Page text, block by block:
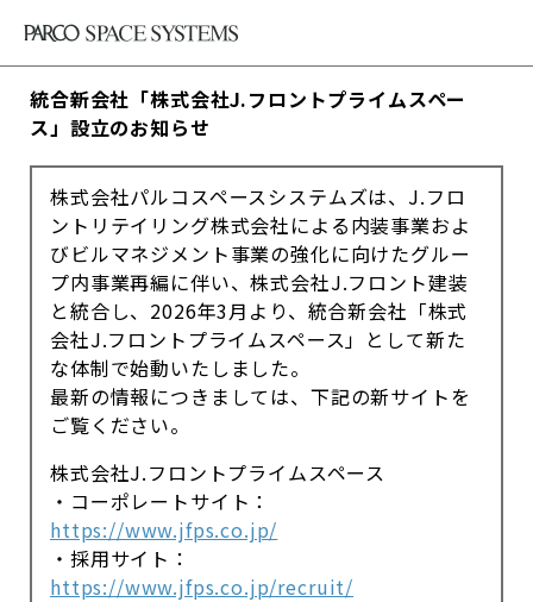
統合新会社「株式会社J.フロントプライムスペー
ス」設立のお知らせ
株式会社パルコスペースシステムズは、J.フロ
ントリテイリング株式会社による内装事業およ
びビルマネジメント事業の強化に向けたグルー
プ内事業再編に伴い、株式会社J.フロント建装
と統合し、2026年3月より、統合新会社「株式
会社J.フロントプライムスペース」として新た
な体制で始動いたしました。
最新の情報につきましては、下記の新サイトを
ご覧ください。
株式会社J.フロントプライムスペース
・コーポレートサイト：
https://www.jfps.co.jp/
・採用サイト：
https://www.jfps.co.jp/recruit/